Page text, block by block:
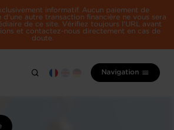
informatif. Aucun paiement de
autre transaction financière ne vous sera
de ce site. Vérifiez toujours l'URL avant
et contactez-nous directement en cas de
doute.
Navigation